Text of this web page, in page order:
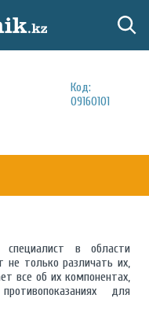
Код:
09160101
в области
не только различать их,
все об их компонентах,
для